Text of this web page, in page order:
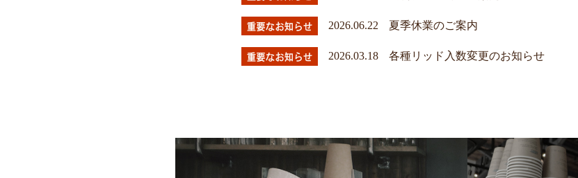
2026.06.22 夏季休業のご案内
2026.03.18 各種リッド入数変更のお知らせ